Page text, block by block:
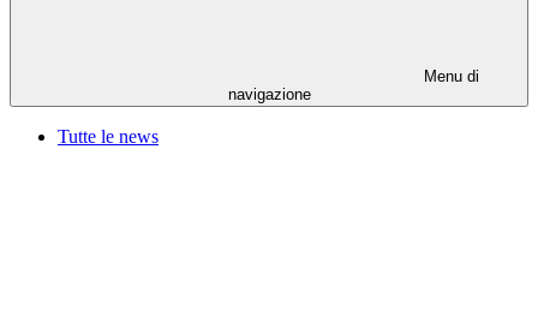
Menu di
navigazione
Tutte le news